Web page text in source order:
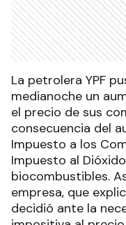
La petrolera YPF
medianoche un
el precio de sus
consecuencia del
Impuesto a los
Impuesto al
biocombustibles.
empresa, que
decidió ante la